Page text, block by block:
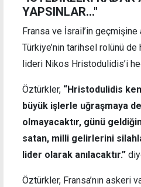
YAPSINLAR..."
Fransa ve İsrail’in geçmişine
Türkiye’nin tarihsel rolünü de
lideri Nikos Hristodulidis’i
Öztürkler, “Hristodulidis
büyük işlerle uğraşmaya
olmayacaktır, günü
satan, milli gelirlerini
lider olarak anılacaktır.”
Öztürkler, Fransa’nın askeri